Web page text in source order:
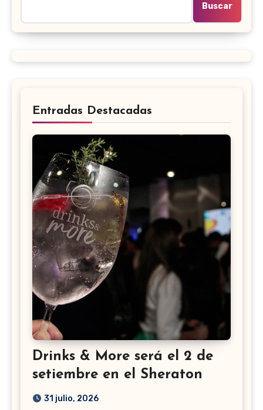
Buscar
Entradas Destacadas
Drinks & More será el 2 de
setiembre en el Sheraton
31 julio, 2026